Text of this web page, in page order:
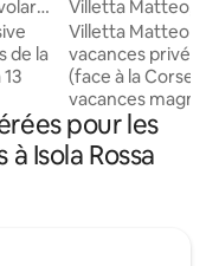
de la
Villetta Matteo,
piscine
Villetta Matteo
vacances privée
(face à la Corse).
vacances
perchée sur une
dessus du niveau
vue à 180 degrés
pour les
Isola Rossa